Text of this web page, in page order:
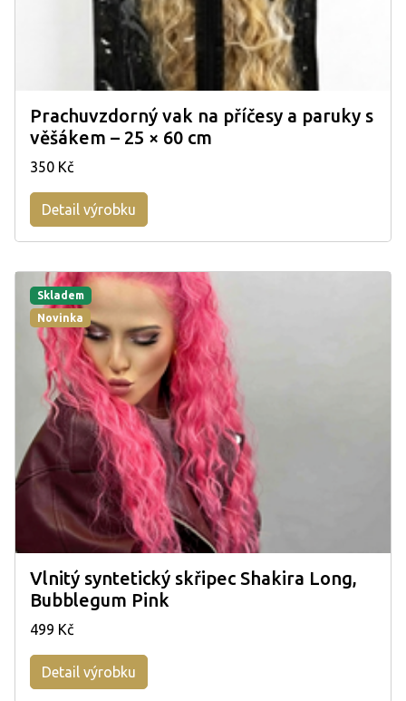
Prachuvzdorný vak na příčesy a paruky s
věšákem – 25 × 60 cm
350 Kč
Detail výrobku
Skladem
Novinka
Vlnitý syntetický skřipec Shakira Long,
Bubblegum Pink
499 Kč
Detail výrobku